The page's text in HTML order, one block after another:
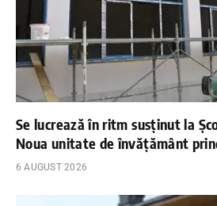
Se lucrează în ritm susținut la
Noua unitate de învățământ
6 AUGUST 2026